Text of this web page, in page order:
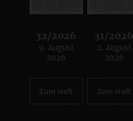
32/2026
:
9. August
2026
Zum Heft
31/2026
:
2. August
2026
Zum Heft